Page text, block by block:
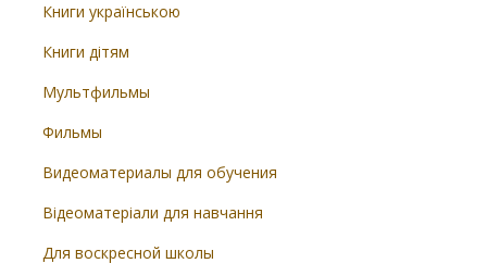
Книги українською
Книги дітям
Мультфильмы
Фильмы
Видеоматериалы для обучения
Відеоматеріали для навчання
Для воскресной школы